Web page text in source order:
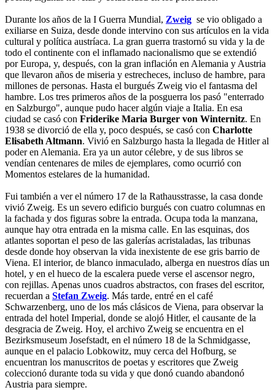
Durante los años de la I Guerra Mundial, Zweig se vio obligado a
exiliarse en Suiza, desde donde intervino con sus artículos en la vida
cultural y política austríaca. La gran guerra trastornó su vida y la de
todo el continente con el inflamado nacionalismo que se extendió
por Europa, y, después, con la gran inflación en Alemania y Austria
que llevaron años de miseria y estrecheces, incluso de hambre, para
millones de personas. Hasta el burgués Zweig vio el fantasma del
hambre. Los tres primeros años de la posguerra los pasó "enterrado
en Salzburgo", aunque pudo hacer algún viaje a Italia. En esa
ciudad se casó con Friderike Maria Burger von Winternitz. En
1938 se divorció de ella y, poco después, se casó con Charlotte
Elisabeth Altmann. Vivió en Salzburgo hasta la llegada de Hitler al
poder en Alemania. Era ya un autor célebre, y de sus libros se
vendían centenares de miles de ejemplares, como ocurrió con
Momentos estelares de la humanidad.
Fui también a ver el número 17 de la Rathausstrasse, la casa donde
vivió Zweig. Es un severo edificio burgués con cuatro columnas en
la fachada y dos figuras sobre la entrada. Ocupa toda la manzana,
aunque hay otra entrada en la misma calle. En las esquinas, dos
atlantes soportan el peso de las galerías acristaladas, las tribunas
desde donde hoy observan la vida inexistente de ese gris barrio de
Viena. El interior, de blanco inmaculado, alberga en nuestros días un
hotel, y en el hueco de la escalera puede verse el ascensor negro,
con rejillas. Apenas unos cuadros abstractos, con frases del escritor,
recuerdan a Stefan Zweig. Más tarde, entré en el café
Schwarzenberg, uno de los más clásicos de Viena, para observar la
entrada del hotel Imperial, donde se alojó Hitler, el causante de la
desgracia de Zweig. Hoy, el archivo Zweig se encuentra en el
Bezirksmuseum Josefstadt, en el número 18 de la Schmidgasse,
aunque en el palacio Lobkowitz, muy cerca del Hofburg, se
encuentran los manuscritos de poetas y escritores que Zweig
coleccionó durante toda su vida y que donó cuando abandonó
Austria para siempre.